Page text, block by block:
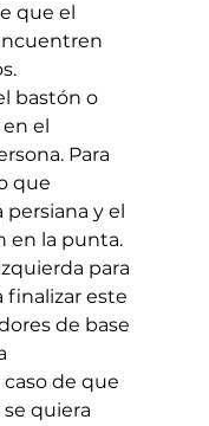
que el
bastón o
el
Para
que
y el
en la punta.
para
finalizar este
de base
de que
se quiera